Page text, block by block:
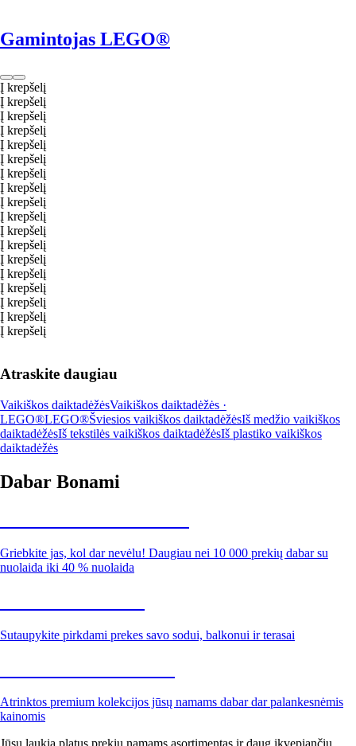
Gamintojas LEGO®
Į krepšelį
Į krepšelį
Į krepšelį
Į krepšelį
Į krepšelį
Į krepšelį
Į krepšelį
Į krepšelį
Į krepšelį
Į krepšelį
Į krepšelį
Į krepšelį
Į krepšelį
Į krepšelį
Į krepšelį
Į krepšelį
Į krepšelį
Į krepšelį
Atraskite daugiau
Vaikiškos daiktadėžėsVaikiškos daiktadėžės ·
LEGO®LEGO®Šviesios vaikiškos daiktadėžėsIš medžio vaikiškos
daiktadėžėsIš tekstilės vaikiškos daiktadėžėsIš plastiko vaikiškos
daiktadėžės
Dabar Bonami
Griebkite jas, kol dar nevėlu! Daugiau nei 10 000 prekių dabar su
nuolaida iki 40 % nuolaida
Sutaupykite pirkdami prekes savo sodui, balkonui ir terasai
Atrinktos premium kolekcijos jūsų namams dabar dar palankesnėmis
kainomis